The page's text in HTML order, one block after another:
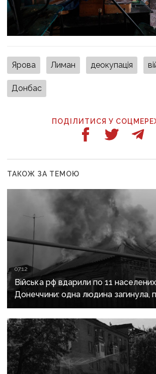
Ярова Лиман деокупація
Донбас
ПОДІЛИТИСЯ У
ТАКОЖ ЗА ТЕМОЮ
07:12
Війська рф вдарили по 11
Донеччини: одна людина загинула,
поранені